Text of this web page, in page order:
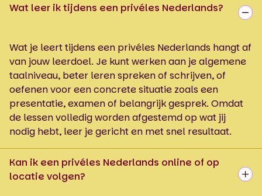
Wat leer ik tijdens een privéles Nederlands?
Wat je leert tijdens een privéles Nederlands hangt af
van jouw leerdoel. Je kunt werken aan je algemene
taalniveau, beter leren spreken of schrijven, of
oefenen voor een concrete situatie zoals een
presentatie, examen of belangrijk gesprek. Omdat
de lessen volledig worden afgestemd op wat jij
nodig hebt, leer je gericht en met snel resultaat.
Kan ik een privéles Nederlands online of op
locatie volgen?